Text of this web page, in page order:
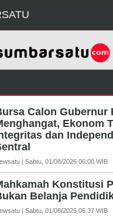
Calon Gubernur
Ekonom
dan
| Sabtu, 01/08/2026 06:00 WIB
Konstitusi
Belanja
| Sabtu, 01/08/2026 05:37 WIB